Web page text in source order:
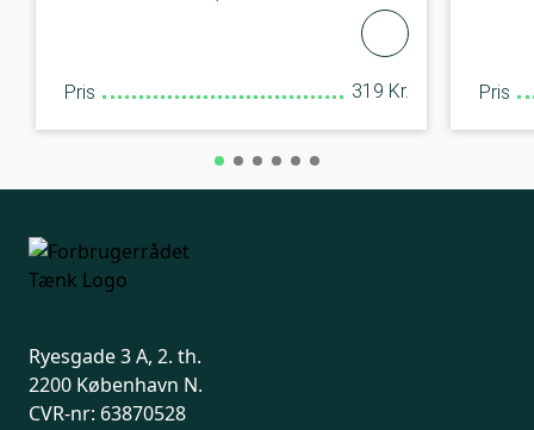
Pris 319 Kr. Pris
Ryesgade 3 A, 2. th.
2200 København N.
CVR-nr: 63870528